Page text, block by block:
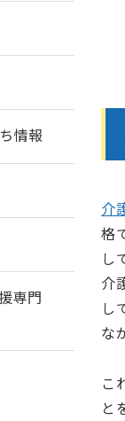
情報
専門
介
格
し
介
し
な
こ
と